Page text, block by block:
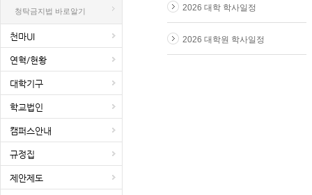
청탁금지법 바로알기
천마UI
연혁/현황
대학기구
학교법인
캠퍼스안내
규정집
제안제도
2026 대학 학사일정
2026 대학원 학사일정